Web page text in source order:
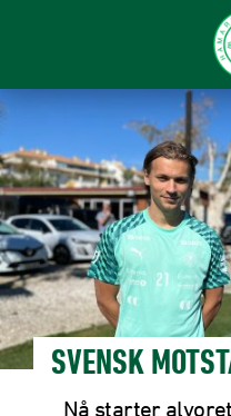
SVENSK
Nå starter